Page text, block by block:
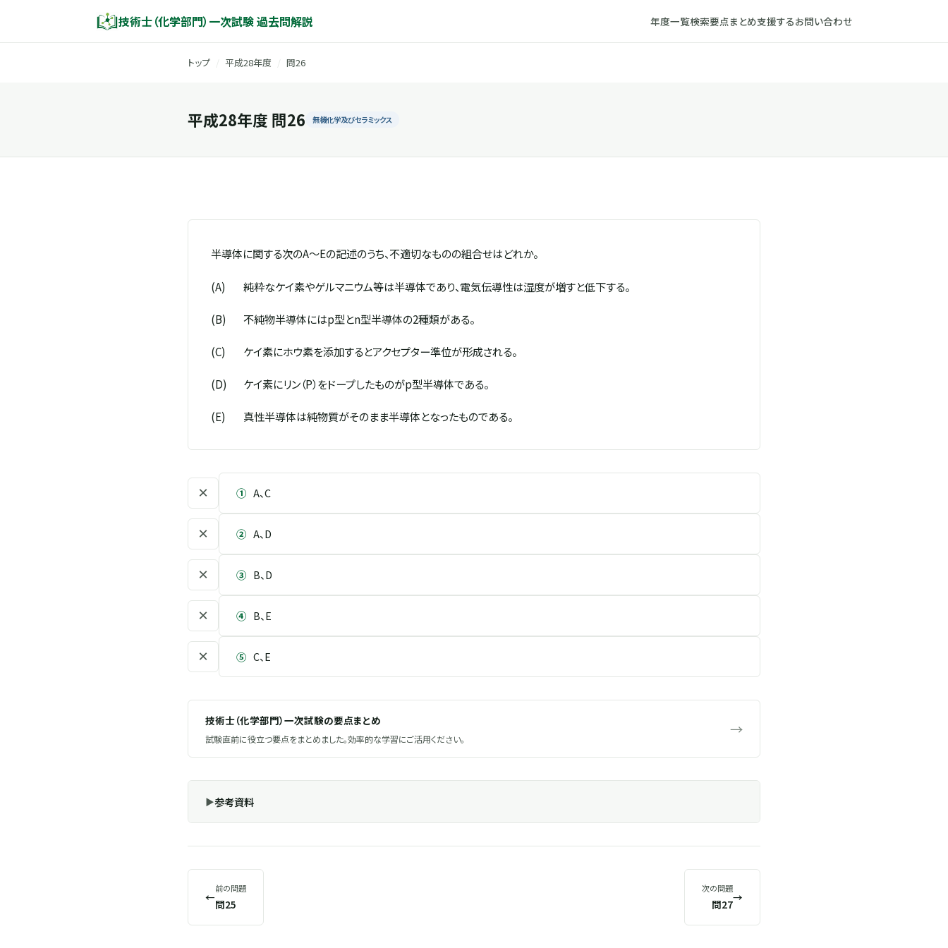
技術士（化学部門）一次試験 過去問解説 年度一覧検索要点まとめ支援するお問い合わせ
トップ 平成28年度 問26
平成28年度 問26 無機化学及びセラミックス
半導体に関する次のA～Eの記述のうち、不適切なものの組合せはどれか。
(A) 純粋なケイ素やゲルマニウム等は半導体であり、電気伝導性は湿度が増すと低下する。
(B) 不純物半導体にはp型とn型半導体の2種類がある。
(C) ケイ素にホウ素を添加するとアクセプター準位が形成される。
(D) ケイ素にリン（P）をドープしたものがp型半導体である。
(E) 真性半導体は純物質がそのまま半導体となったものである。
× ① A、C
× ② A、D
× ③ B、D
× ④ B、E
× ⑤ C、E
技術士（化学部門）一次試験の要点まとめ
試験直前に役立つ要点をまとめました。効率的な学習にご活用ください。
→
参考資料
←
前の問題
問25
次の問題
問27
→